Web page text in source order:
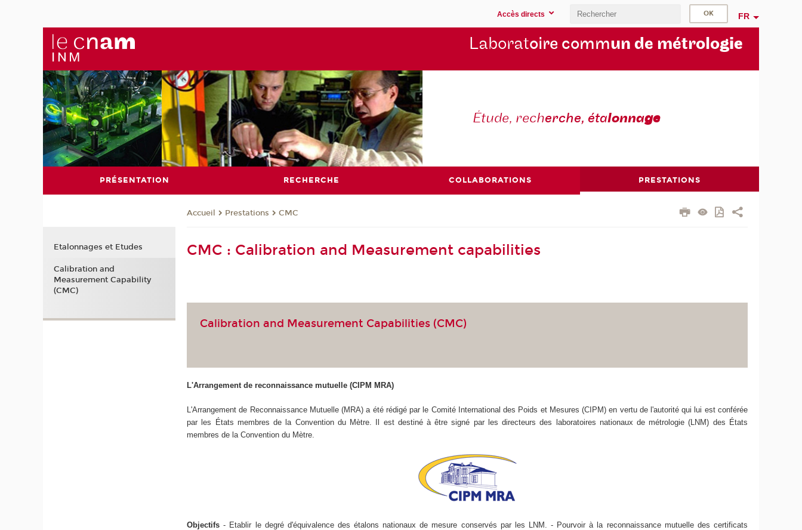
Accès directs FR
Laboratoire commun de métrologie
Étude, recherche, étalonnage
PRÉSENTATION RECHERCHE COLLABORATIONS PRESTATIONS
Accueil Prestations CMC
CMC : Calibration and Measurement capabilities
Calibration and Measurement Capabilities (CMC)
L'Arrangement de reconnaissance mutuelle (CIPM MRA)
L'Arrangement de Reconnaissance Mutuelle (MRA) a été rédigé par le Comité International des Poids et Mesures (CIPM) en vertu de l'autorité qui lui est conférée
par les États membres de la Convention du Mètre. Il est destiné à être signé par les directeurs des laboratoires nationaux de métrologie (LNM) des États
membres de la Convention du Mètre.
Objectifs - Etablir le degré d'équivalence des étalons nationaux de mesure conservés par les LNM. - Pourvoir à la reconnaissance mutuelle des certificats
Etalonnages et Etudes
Calibration and
Measurement Capability
(CMC)